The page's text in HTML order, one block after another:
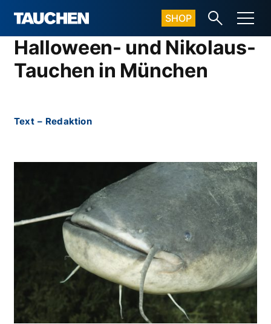
SHOP
Halloween- und Nikolaus-
Tauchen in München
Text – Redaktion